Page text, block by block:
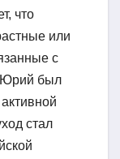
что
или
с
Юрий был
стал